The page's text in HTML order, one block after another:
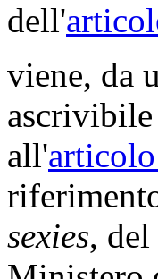
dell'
viene, da
all'
sexies,